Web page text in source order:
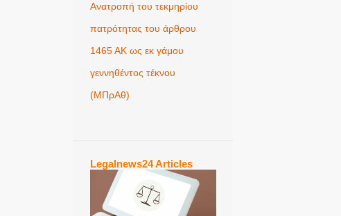
Ανατροπή του τεκμηρίου
πατρότητας του άρθρου
1465 ΑΚ ως εκ γάμου
γεννηθέντος τέκνου
(MΠρΑθ)
Legalnews24 Articles